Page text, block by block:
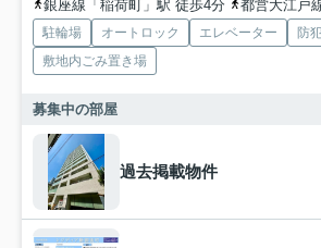
銀座線「稲荷町」駅 徒歩4分
都営大江戸線「
駐輪場 オートロック エレベーター
防
敷地内ごみ置き場
募集中の部屋
過去掲載物件